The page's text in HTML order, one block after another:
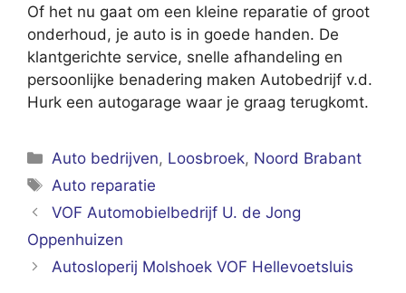
Of het nu gaat om een kleine reparatie of groot
onderhoud, je auto is in goede handen. De
klantgerichte service, snelle afhandeling en
persoonlijke benadering maken Autobedrijf v.d.
Hurk een autogarage waar je graag terugkomt.
Categorieën
Auto bedrijven, Loosbroek, Noord Brabant
Tags
Auto reparatie
VOF Automobielbedrijf U. de Jong
Oppenhuizen
Autosloperij Molshoek VOF Hellevoetsluis